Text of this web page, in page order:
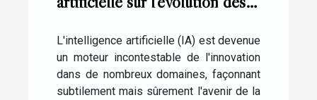
L'intelligence artificielle (IA) est devenue
un moteur incontestable de l'innovation
dans de nombreux domaines, façonnant
subtilement mais sûrement l'avenir de la